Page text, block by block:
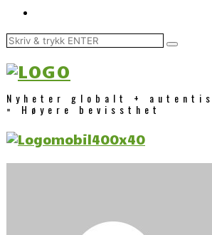
Nyheter globalt +
= Høyere bevissthet